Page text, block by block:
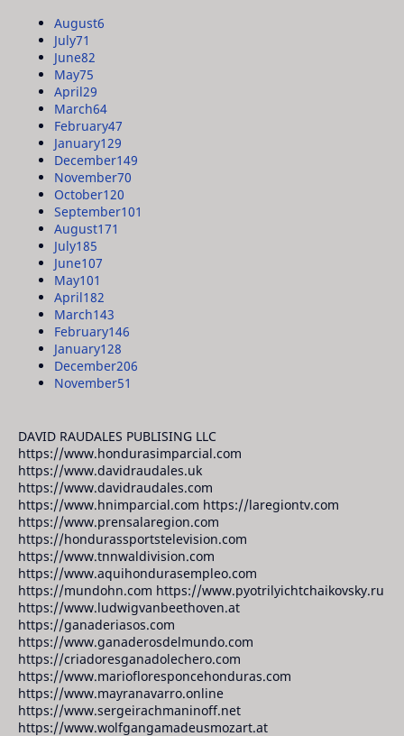
August6
July71
June82
May75
April29
March64
February47
January129
December149
November70
October120
September101
August171
July185
June107
May101
April182
March143
February146
January128
December206
November51
DAVID RAUDALES PUBLISING LLC
https://www.hondurasimparcial.com
https://www.davidraudales.uk
https://www.davidraudales.com
https://www.hnimparcial.com https://laregiontv.com
https://www.prensalaregion.com
https://hondurassportstelevision.com
https://www.tnnwaldivision.com
https://www.aquihondurasempleo.com
https://mundohn.com https://www.pyotrilyichtchaikovsky.ru
https://www.ludwigvanbeethoven.at
https://ganaderiasos.com
https://www.ganaderosdelmundo.com
https://criadoresganadolechero.com
https://www.mariofloresponcehonduras.com
https://www.mayranavarro.online
https://www.sergeirachmaninoff.net
https://www.wolfgangamadeusmozart.at